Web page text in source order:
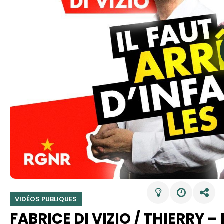
VIDÉOS PUBLIQUES
FABRICE DI VIZIO / THIERRY –